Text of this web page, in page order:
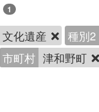
1
文化遺産
種別2
市町村 津和野町